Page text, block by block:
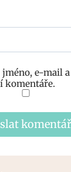
e-mail
komentáře.